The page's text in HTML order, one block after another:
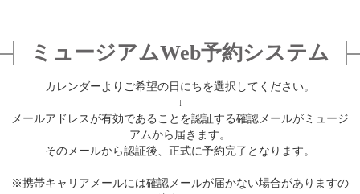
ご予約
アクセス
注意事項
ミュージアムWeb予約システム
カレンダーよりご希望の日にちを選択してください。
↓
メールアドレスが有効であることを認証する確認メールがミュージ
アムから届きます。
そのメールから認証後、正式に予約完了となります。
※携帯キャリアメールには確認メールが届かない場合がありますの